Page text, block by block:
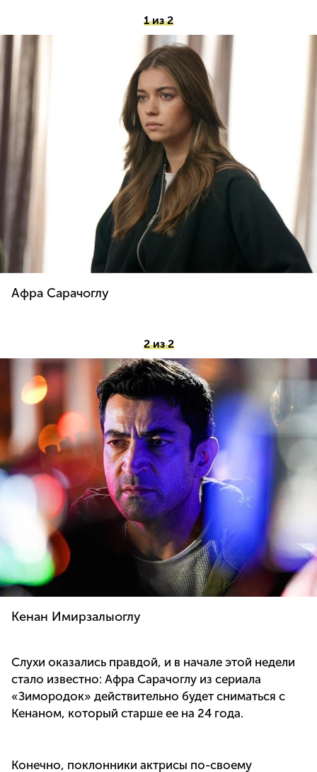
1 из 2
Афра Сарачоглу
2 из 2
Кенан Имирзалыоглу
Слухи оказались правдой, и в начале этой недели
стало известно: Афра Сарачоглу из сериала
«Зимородок» действительно будет сниматься с
Кенаном, который старше ее на 24 года.
Конечно, поклонники актрисы по-своему